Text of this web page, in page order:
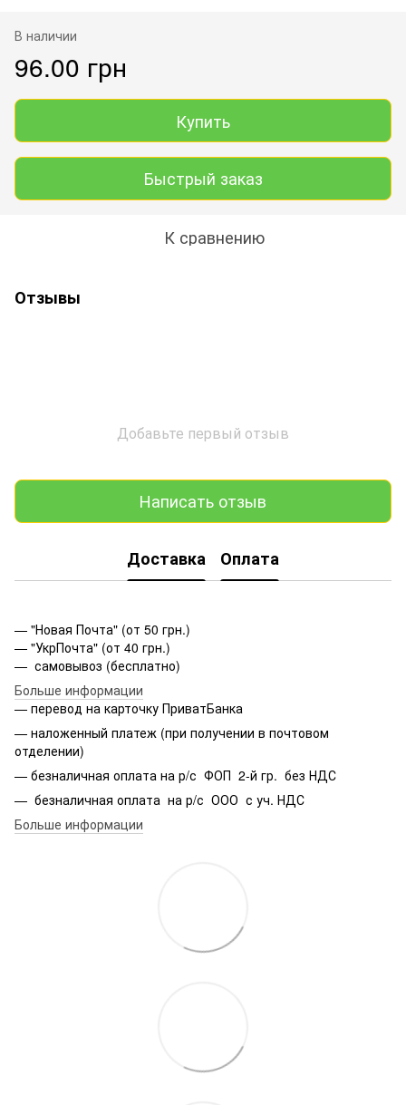
В наличии
96.00 грн
Купить
Быстрый заказ
К сравнению
Отзывы
Добавьте первый отзыв
Написать отзыв
Доставка Оплата
— "Новая Почта" (от 50 грн.)
— "УкрПочта" (от 40 грн.)
— самовывоз (бесплатно)
Больше информации
— перевод на карточку ПриватБанка
— наложенный платеж (при получении в почтовом
отделении)
— безналичная оплата на р/с ФОП 2-й гр. без НДС
— безналичная оплата на р/с ООО с уч. НДС
Больше информации